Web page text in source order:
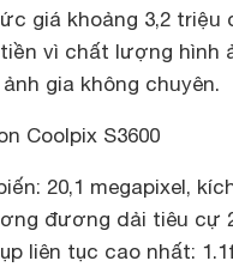
giá khoảng 3,2 triệu
vì chất lượng hình
gia không chuyên.
Coolpix S3600
20,1 megapixel,
đương dải tiêu cự
liên tục cao nhất: